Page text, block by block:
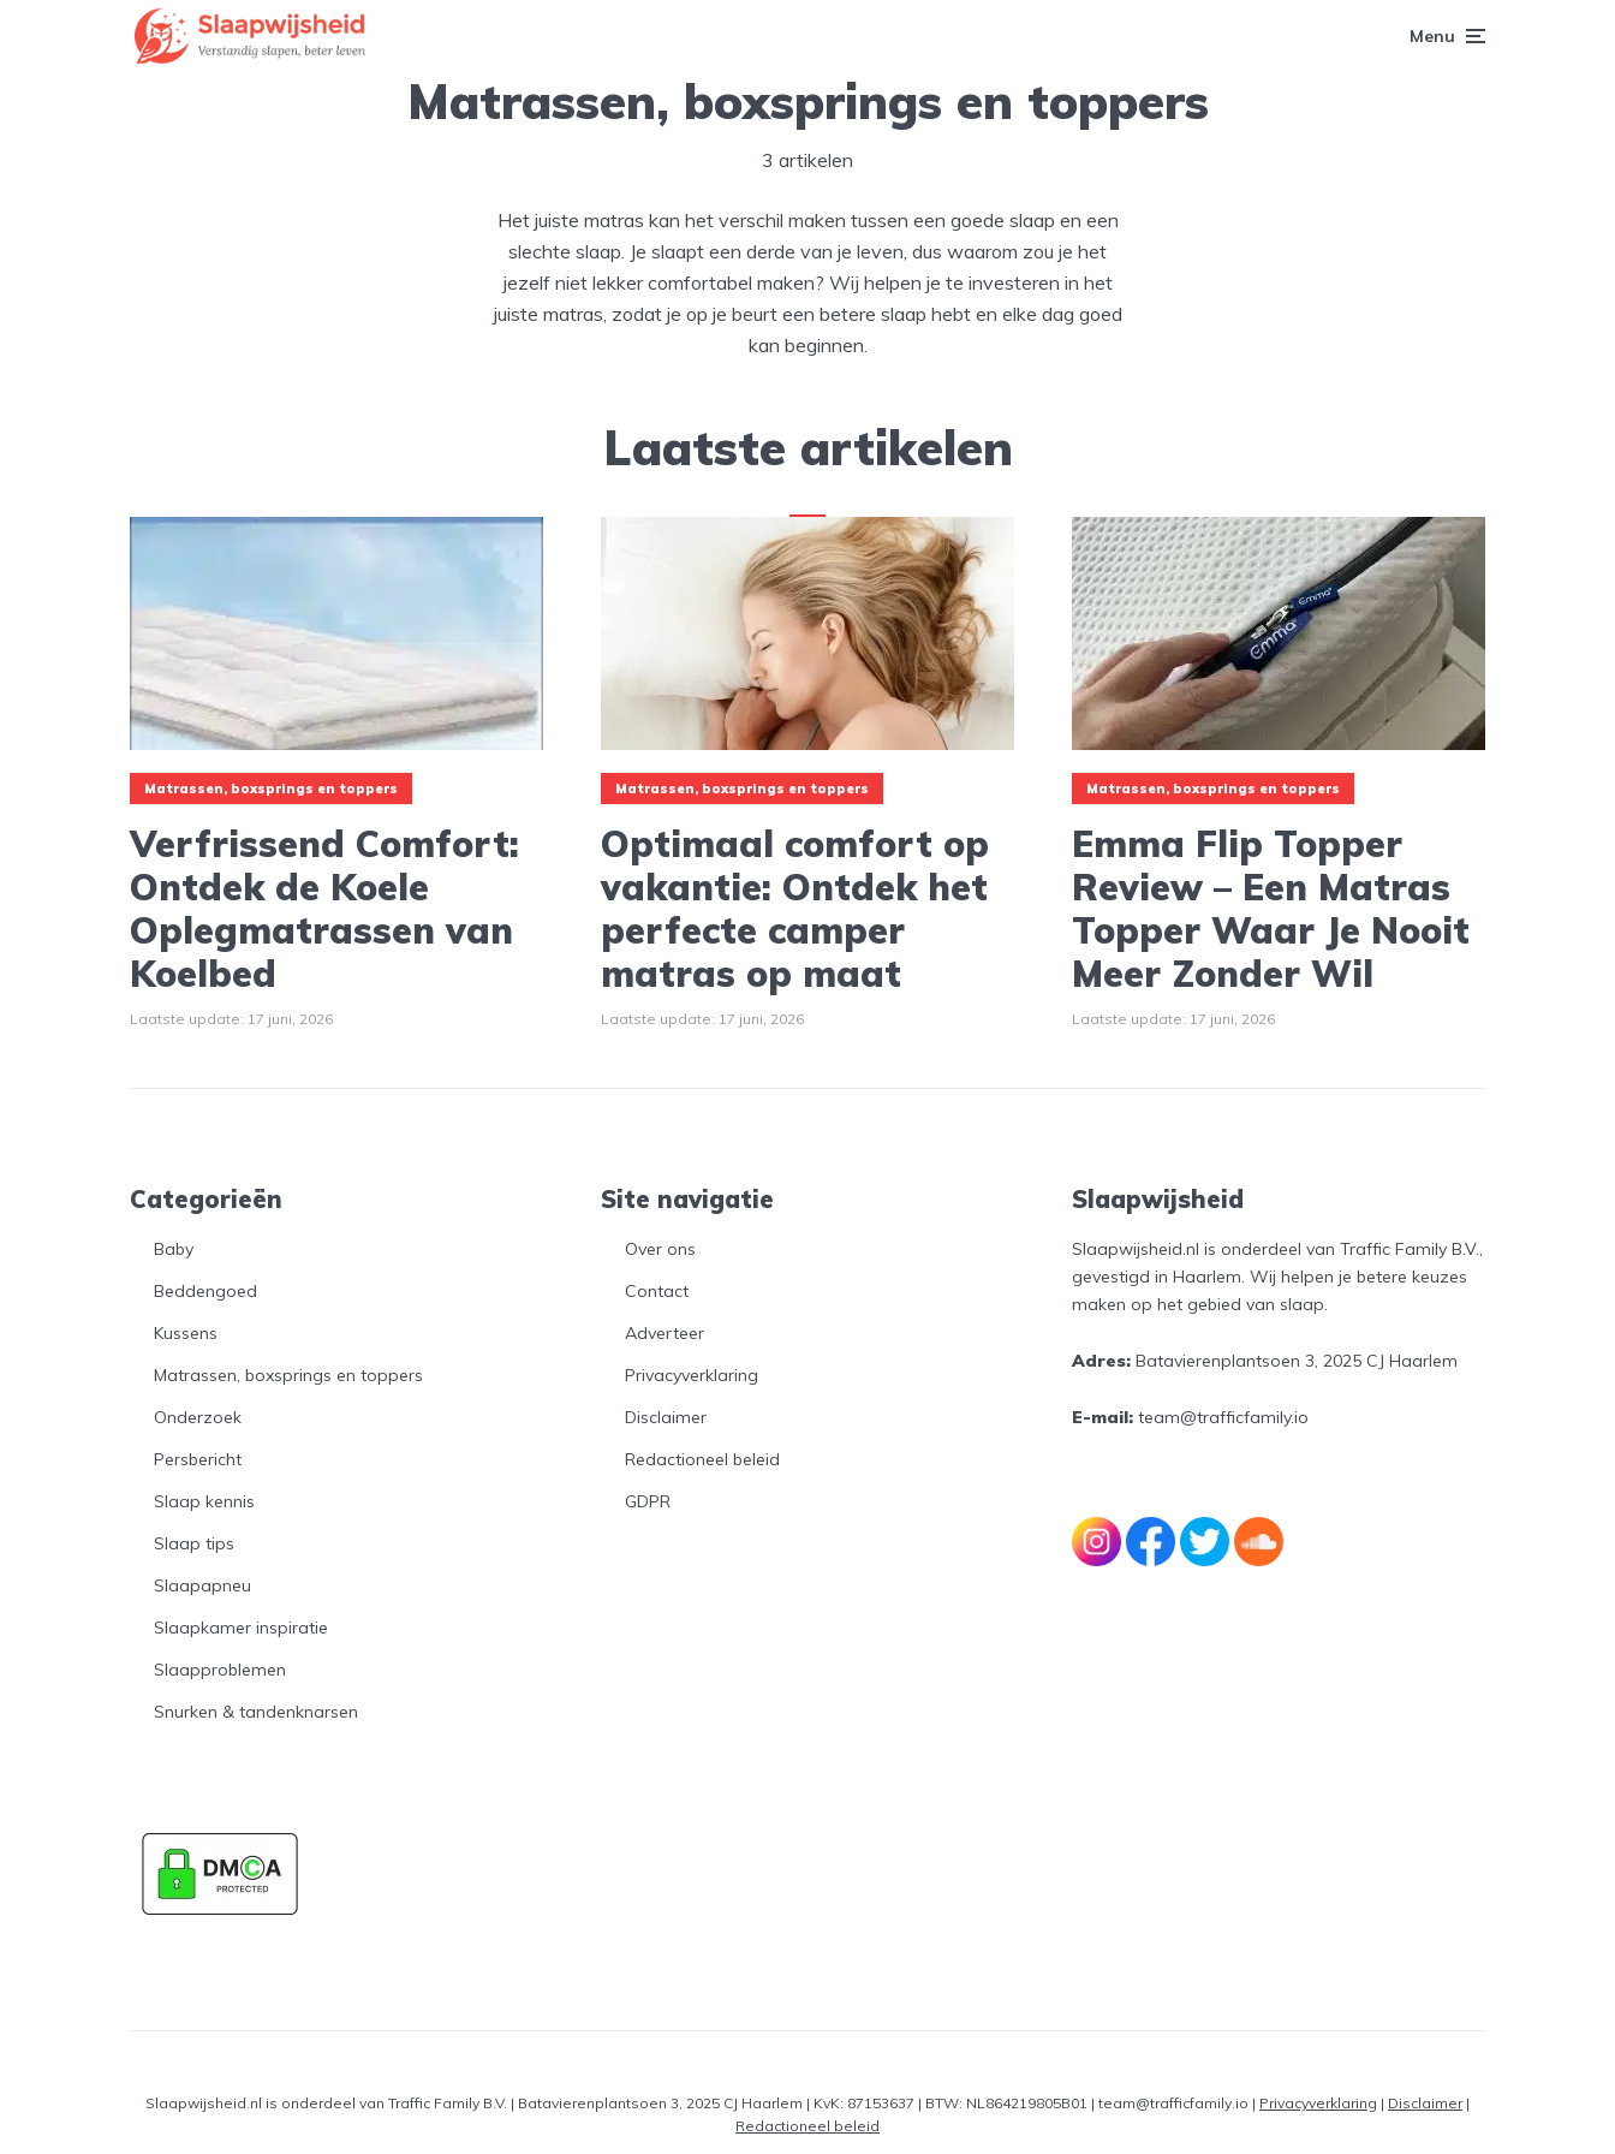
Menu
Matrassen, boxsprings en toppers
3 artikelen
Het juiste matras kan het verschil maken tussen een goede slaap en een
slechte slaap. Je slaapt een derde van je leven, dus waarom zou je het
jezelf niet lekker comfortabel maken? Wij helpen je te investeren in het
juiste matras, zodat je op je beurt een betere slaap hebt en elke dag goed
kan beginnen.
Laatste artikelen
Matrassen, boxsprings en toppers
Verfrissend Comfort:
Ontdek de Koele
Oplegmatrassen van
Koelbed
Laatste update: 17 juni, 2026
Matrassen, boxsprings en toppers
Optimaal comfort op
vakantie: Ontdek het
perfecte camper
matras op maat
Laatste update: 17 juni, 2026
Matrassen, boxsprings en toppers
Emma Flip Topper
Review – Een Matras
Topper Waar Je Nooit
Meer Zonder Wil
Laatste update: 17 juni, 2026
Categorieën
Baby
Beddengoed
Kussens
Matrassen, boxsprings en toppers
Onderzoek
Persbericht
Slaap kennis
Slaap tips
Slaapapneu
Slaapkamer inspiratie
Slaapproblemen
Snurken & tandenknarsen
Site navigatie
Over ons
Contact
Adverteer
Privacyverklaring
Disclaimer
Redactioneel beleid
GDPR
Slaapwijsheid
Slaapwijsheid.nl is onderdeel van Traffic Family B.V.,
gevestigd in Haarlem. Wij helpen je betere keuzes
maken op het gebied van slaap.
Adres: Batavierenplantsoen 3, 2025 CJ Haarlem
E-mail: team@trafficfamily.io
Slaapwijsheid.nl is onderdeel van Traffic Family B.V. | Batavierenplantsoen 3, 2025 CJ Haarlem | KvK: 87153637 | BTW: NL864219805B01 | team@trafficfamily.io | Privacyverklaring | Disclaimer|
Redactioneel beleid